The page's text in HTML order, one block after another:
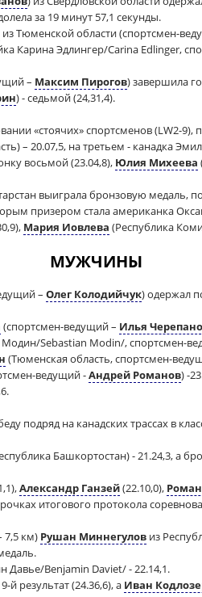
за 19 минут 57,1 секунды.
из Тюменской области (спортсмен-
Карина Эдлингер/Carina Edlinger,
– Максим Пирогов) завершила
) - седьмой (24,31,4).
«стоячих» спортcменов (LW2-9),
– 20.07,5, на третьем - канадка
восьмой (23.04,8), Юлия Михеева
выиграла бронзовую медаль,
призером стала американка
Мария Иовлева (Республика
МУЖЧИНЫ
– Олег Колодийчук) одержал
(спортсмен-ведущий – Илья
Sebastian Modin/, спортсмен-
(Тюменская область, спортсмен-
ведущий -Андрей Романов) -
подряд на канадских трассах в
Башкортостан) - 21.24,3, а
Александр Ганзей(22.10,0),
итогового протокола
7,5 км) Рушан Миннегулов из
Давье/Benjamin Daviet/ - 22.14,1.
й результат (24.36,6), а Иван